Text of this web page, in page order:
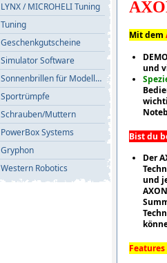
LYNX / MICROHELI Tuning
Tuning
Geschenkgutscheine
Simulator Software
Sonnenbrillen für Modellflieger
Sportrümpfe
Schrauben/Muttern
PowerBox Systems
Gryphon
Western Robotics
Mit dem
und
Bist du
Der
und